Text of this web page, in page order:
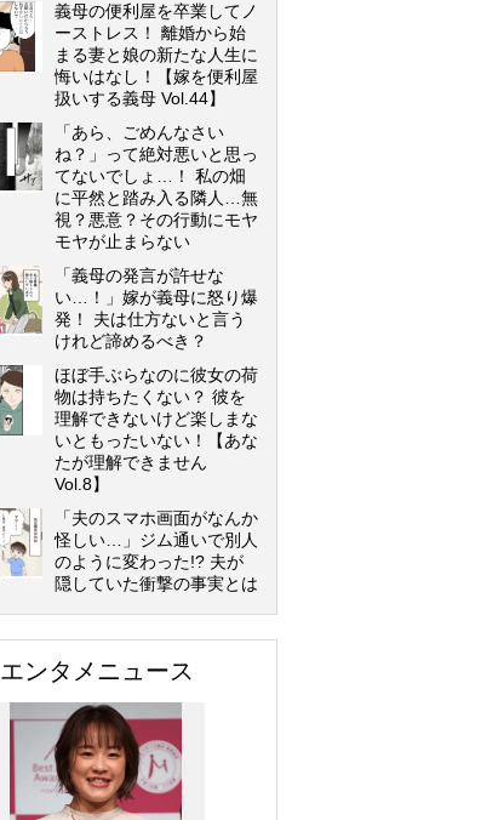
義母の便利屋を卒業してノ
ーストレス！ 離婚から始
まる妻と娘の新たな人生に
悔いはなし！【嫁を便利屋
扱いする義母 Vol.44】
「あら、ごめんなさい
ね？」って絶対悪いと思っ
てないでしょ…！ 私の畑
に平然と踏み入る隣人…無
視？悪意？その行動にモヤ
モヤが止まらない
「義母の発言が許せな
い…！」嫁が義母に怒り爆
発！ 夫は仕方ないと言う
けれど諦めるべき？
ほぼ手ぶらなのに彼女の荷
物は持ちたくない？ 彼を
理解できないけど楽しまな
いともったいない！【あな
たが理解できません
Vol.8】
「夫のスマホ画面がなんか
怪しい…」ジム通いで別人
のように変わった!? 夫が
隠していた衝撃の事実とは
エンタメニュース